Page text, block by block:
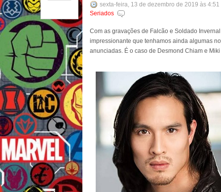
sexta-feira, 13 de dezembro de 2019 às 4:51
Seriados
Com as gravações de Falcão e Soldado
impressionante que tenhamos ainda algumas
anunciadas. É o caso de Desmond Chiam e